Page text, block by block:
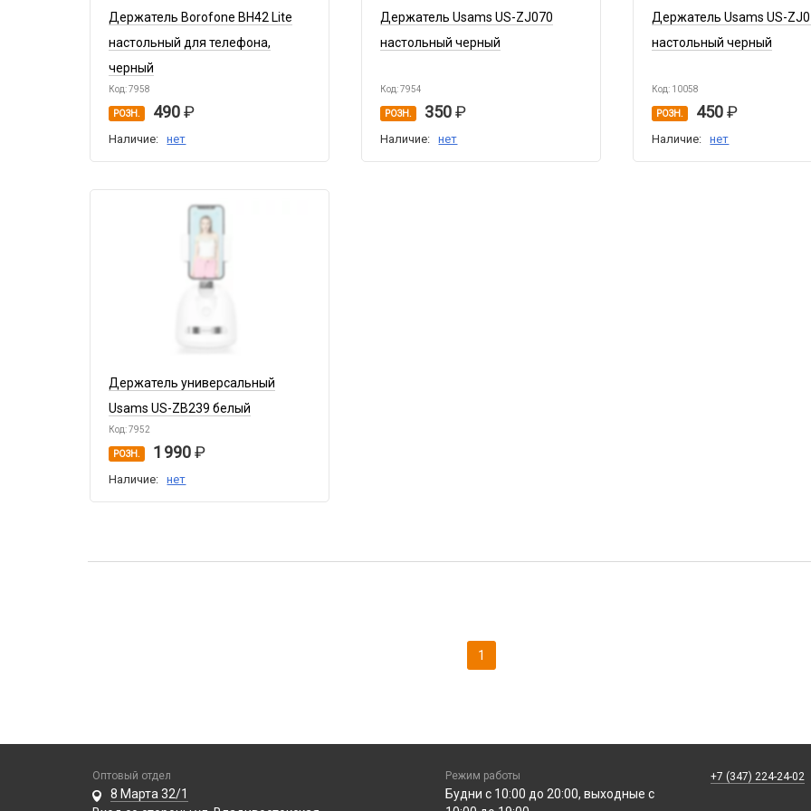
Держатель Borofone BH42 Lite
настольный для телефона,
черный
Код: 7958
РОЗН. 490
Наличие: нет
Держатель Usams US-ZJ070
настольный черный
Код: 7954
РОЗН. 350
Наличие: нет
Держатель Usams US-
настольный черный
Код: 10058
РОЗН. 450
Наличие: нет
Держатель универсальный
Usams US-ZB239 белый
Код: 7952
РОЗН. 1 990
Наличие: нет
1
Оптовый отдел
8 Марта 32/1
Режим работы
Будни с 10:00 до 20:00, выходные с
+7 (347) 224-24-02